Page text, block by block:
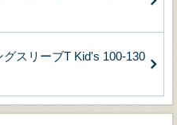
スリーブT Kid's 100-130